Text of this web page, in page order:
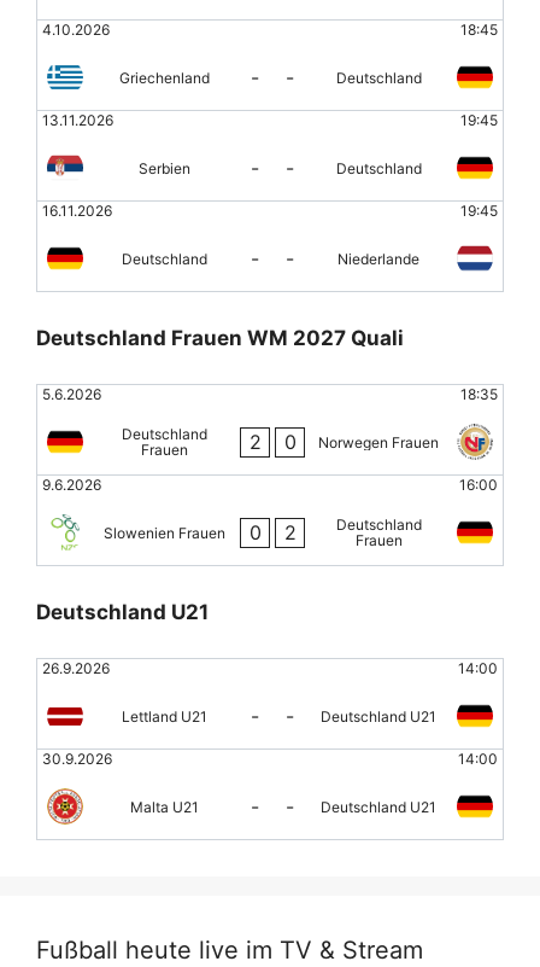
4.10.2026 18:45
Griechenland - - Deutschland
13.11.2026 19:45
Serbien - - Deutschland
16.11.2026 19:45
Deutschland - - Niederlande
Deutschland Frauen WM 2027 Quali
5.6.2026 18:35
Deutschland
Frauen
2 0 Norwegen Frauen
9.6.2026 16:00
Slowenien Frauen 0 2
Deutschland
Frauen
Deutschland U21
26.9.2026 14:00
Lettland U21 - - Deutschland U21
30.9.2026 14:00
Malta U21 - - Deutschland U21
Fußball heute live im TV & Stream